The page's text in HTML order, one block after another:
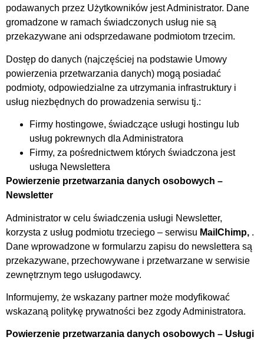
podawanych przez Użytkowników jest Administrator. Dane
gromadzone w ramach świadczonych usług nie są
przekazywane ani odsprzedawane podmiotom trzecim.
Dostęp do danych (najczęściej na podstawie Umowy
powierzenia przetwarzania danych) mogą posiadać
podmioty, odpowiedzialne za utrzymania infrastruktury i
usług niezbędnych do prowadzenia serwisu tj.:
Firmy hostingowe, świadczące usługi hostingu lub
usług pokrewnych dla Administratora
Firmy, za pośrednictwem których świadczona jest
usługa Newslettera
Powierzenie przetwarzania danych osobowych –
Newsletter
Administrator w celu świadczenia usługi Newsletter,
korzysta z usług podmiotu trzeciego – serwisu MailChimp, .
Dane wprowadzone w formularzu zapisu do newslettera są
przekazywane, przechowywane i przetwarzane w serwisie
zewnętrznym tego usługodawcy.
Informujemy, że wskazany partner może modyfikować
wskazaną politykę prywatności bez zgody Administratora.
Powierzenie przetwarzania danych osobowych – Usługi